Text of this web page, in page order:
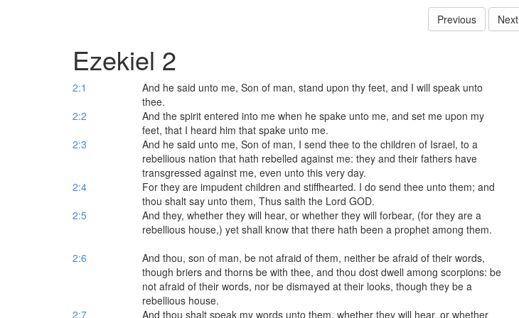
Previous Next
Ezekiel 2
2:1
And he said unto me, Son of man, stand upon thy feet, and I will speak unto
thee.
2:2
And the spirit entered into me when he spake unto me, and set me upon my
feet, that I heard him that spake unto me.
2:3
And he said unto me, Son of man, I send thee to the children of Israel, to a
rebellious nation that hath rebelled against me: they and their fathers have
transgressed against me, even unto this very day.
2:4
For they are impudent children and stiffhearted. I do send thee unto them; and
thou shalt say unto them, Thus saith the Lord GOD.
2:5
And they, whether they will hear, or whether they will forbear, (for they are a
rebellious house,) yet shall know that there hath been a prophet among them.
2:6
And thou, son of man, be not afraid of them, neither be afraid of their words,
though briers and thorns be with thee, and thou dost dwell among scorpions: be
not afraid of their words, nor be dismayed at their looks, though they be a
rebellious house.
2:7
And thou shalt speak my words unto them, whether they will hear, or whether